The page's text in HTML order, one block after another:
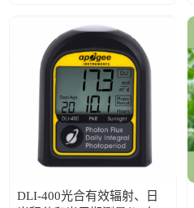
DLI-400光合有效辐射、日